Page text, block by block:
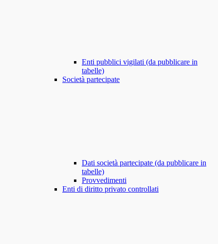
Enti pubblici vigilati (da pubblicare in
tabelle)
Società partecipate
Dati società partecipate (da pubblicare in
tabelle)
Provvedimenti
Enti di diritto privato controllati